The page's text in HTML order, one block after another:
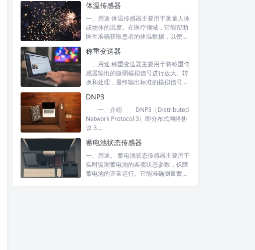
体温传感器
一、用途 体温传感器主要用于测量人体
或物体的温度。在医疗领域，它能帮助
医生准确获取患者的体温数据，以便诊
称重变送器
一、用途 称重变送器主要用于将称重传
感器输出的微弱模拟信号进行放大、转
换和处理，最终输出标准的模拟信号
DNP3
一、介绍 DNP3（Distributed
Network Protocol 3）即分布式网络协
议 3...
蓄电池状态传感器
一、用途。 蓄电池状态传感器主要用于
实时监测蓄电池的各项状态参数，保障
蓄电池的正常运行。它能准确测量蓄电